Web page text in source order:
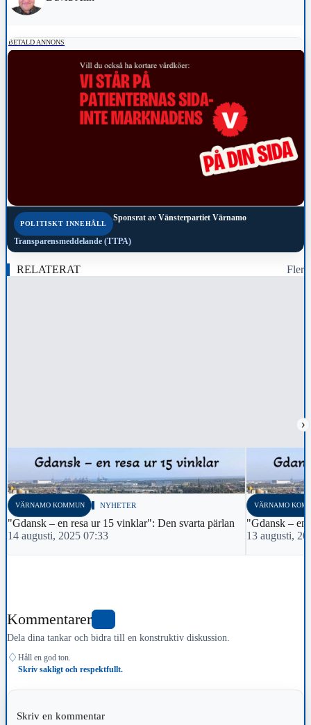
BETALD ANNONS
POLITISKT INNEHÅLL
Sponsrat av Vänsterpartiet Värnamo
Transparensmeddelande (TTPA)
RELATERAT Fler
›
VÄRNAMO KOMMUN NYHETER
"Gdansk – en resa ur 15 vinklar": Den svarta pärlan
14 augusti, 2025 07:33
VÄRNAMO
"Gdansk – en
13 augusti,
Kommentarer
Dela dina tankar och bidra till en konstruktiv diskussion.
♢ Håll en god ton.
Skriv sakligt och respektfullt.
Skriv en kommentar